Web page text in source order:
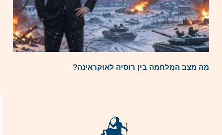
מה מצב המלחמה בין רוסיה לאוקראינה?